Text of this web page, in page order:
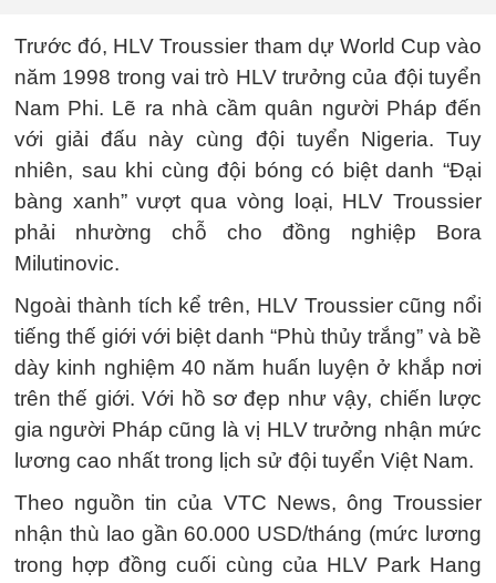
Trước đó, HLV Troussier tham dự World Cup vào
năm 1998 trong vai trò HLV trưởng của đội tuyển
Nam Phi. Lẽ ra nhà cầm quân người Pháp đến
với giải đấu này cùng đội tuyển Nigeria. Tuy
nhiên, sau khi cùng đội bóng có biệt danh “Đại
bàng xanh” vượt qua vòng loại, HLV Troussier
phải nhường chỗ cho đồng nghiệp Bora
Milutinovic.
Ngoài thành tích kể trên, HLV Troussier cũng nổi
tiếng thế giới với biệt danh “Phù thủy trắng” và bề
dày kinh nghiệm 40 năm huấn luyện ở khắp nơi
trên thế giới. Với hồ sơ đẹp như vậy, chiến lược
gia người Pháp cũng là vị HLV trưởng nhận mức
lương cao nhất trong lịch sử đội tuyển Việt Nam.
Theo nguồn tin của VTC News, ông Troussier
nhận thù lao gần 60.000 USD/tháng (mức lương
trong hợp đồng cuối cùng của HLV Park Hang